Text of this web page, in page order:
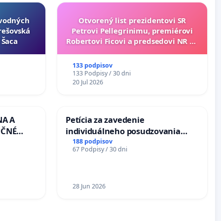
Otvorený list prezidentovi SR
Petrovi Pellegrinimu, premiérovi
Robertovi Ficovi a predsedovi NR SR
133 podpisov
133 Podpisy / 30 dni
20 Jul 2026
A
Petícia za zavedenie
individuálneho posudzovania
zdravotnej spôsobilosti osôb s
diabetom 1. a 2. typu pri prijímaní
188 podpisov
67 Podpisy / 30 dni
28 Jun 2026